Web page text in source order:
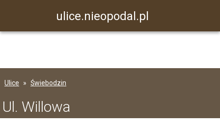
ulice.nieopodal.pl
Ulice Świebodzin
Ul. Willowa